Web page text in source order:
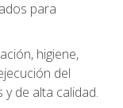
para
higiene,
del
de alta calidad.